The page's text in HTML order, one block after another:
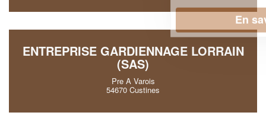
ENTREPRISE GARDIENNAGE LORRAIN
(SAS)
Pre A Varois
54670 Custines